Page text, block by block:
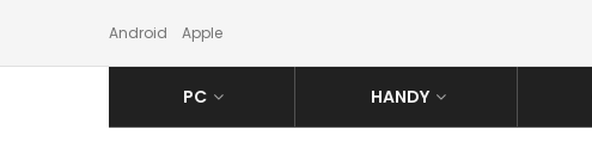
Android Apple
PC HANDY